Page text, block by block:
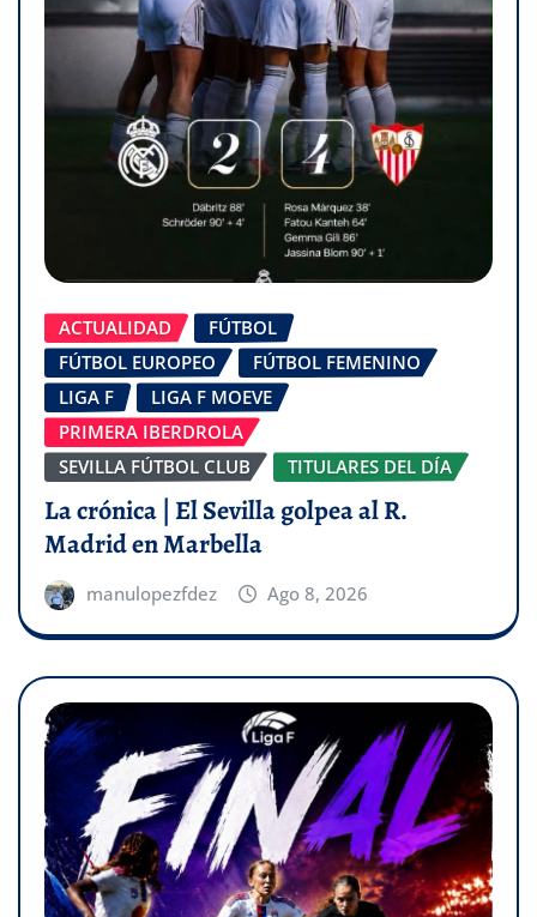
ACTUALIDAD
FÚTBOL
FÚTBOL EUROPEO
FÚTBOL FEMENINO
LIGA F
LIGA F MOEVE
PRIMERA IBERDROLA
SEVILLA FÚTBOL CLUB
TITULARES DEL DÍA
La crónica | El Sevilla golpea al R.
Madrid en Marbella
manulopezfdez Ago 8, 2026